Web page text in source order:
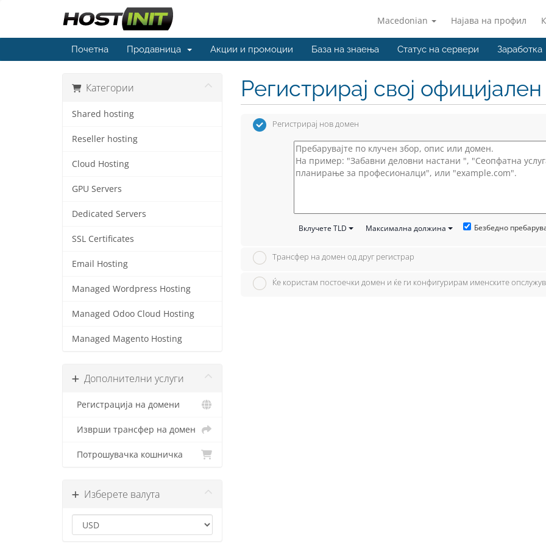
Macedonian Најава на профил
Почетна Продавница Акции и промоции База на знаења Статус на сервери Заработка
Категории
Shared hosting
Reseller hosting
Cloud Hosting
GPU Servers
Dedicated Servers
SSL Certificates
Email Hosting
Managed Wordpress Hosting
Managed Odoo Cloud Hosting
Managed Magento Hosting
Дополнителни услуги
Регистрација на домени
Изврши трансфер на домен
Потрошувачка кошничка
Изберете валута
Регистрирај свој
Регистрирај нов домен
Вклучете TLD Максимална должина Безбедно
Трансфер на домен од друг регистрар
Ќе користам постоечки домен и ќе ги конфигурирам именските